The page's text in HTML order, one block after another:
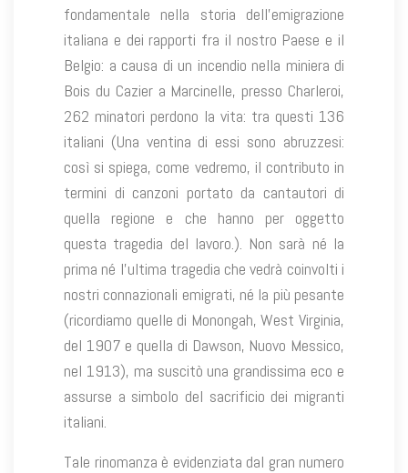
fondamentale nella storia dell’emigrazione
italiana e dei rapporti fra il nostro Paese e il
Belgio: a causa di un incendio nella miniera di
Bois du Cazier a Marcinelle, presso Charleroi,
262 minatori perdono la vita: tra questi 136
italiani (Una ventina di essi sono abruzzesi:
così si spiega, come vedremo, il contributo in
termini di canzoni portato da cantautori di
quella regione e che hanno per oggetto
questa tragedia del lavoro.). Non sarà né la
prima né l’ultima tragedia che vedrà coinvolti i
nostri connazionali emigrati, né la più pesante
(ricordiamo quelle di Monongah, West Virginia,
del 1907 e quella di Dawson, Nuovo Messico,
nel 1913), ma suscitò una grandissima eco e
assurse a simbolo del sacrificio dei migranti
italiani.
Tale rinomanza è evidenziata dal gran numero